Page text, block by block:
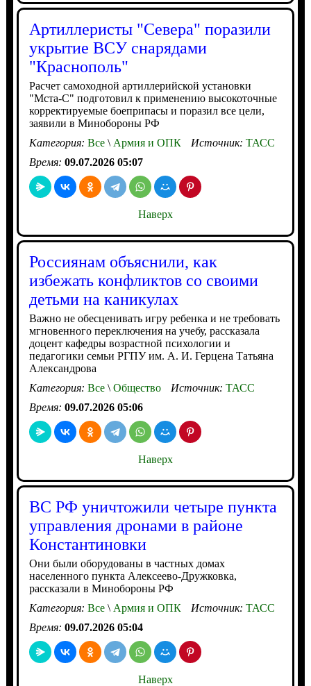
Артиллеристы "Севера" поразили
укрытие ВСУ снарядами
"Краснополь"
Расчет самоходной артиллерийской установки
"Мста-С" подготовил к применению высокоточные
корректируемые боеприпасы и поразил все цели,
заявили в Минобороны РФ
Категория: Все\Армия и ОПК Источник: ТАСС
Время: 09.07.2026 05:07
Наверх
Россиянам объяснили, как
избежать конфликтов со своими
детьми на каникулах
Важно не обесценивать игру ребенка и не требовать
мгновенного переключения на учебу, рассказала
доцент кафедры возрастной психологии и
педагогики семьи РГПУ им. А. И. Герцена Татьяна
Александрова
Категория: Все\Общество Источник: ТАСС
Время: 09.07.2026 05:06
Наверх
ВС РФ уничтожили четыре пункта
управления дронами в районе
Константиновки
Они были оборудованы в частных домах
населенного пункта Алексеево-Дружковка,
рассказали в Минобороны РФ
Категория: Все\Армия и ОПК Источник: ТАСС
Время: 09.07.2026 05:04
Наверх